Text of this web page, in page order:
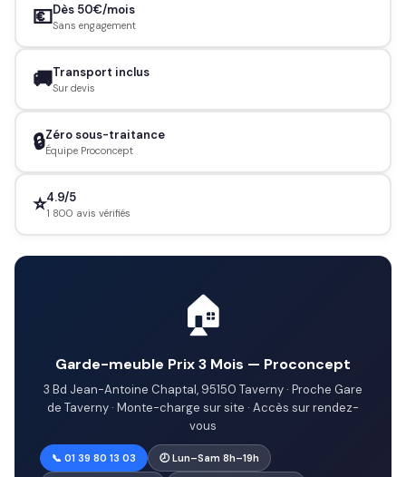
💶Dès 50€/mois
Sans engagement
🚚Transport inclus
Sur devis
🔒Zéro sous-traitance
Équipe Proconcept
⭐4.9/5
1 800 avis vérifiés
🏠
Garde-meuble Prix 3 Mois — Proconcept
3 Bd Jean-Antoine Chaptal, 95150 Taverny · Proche Gare
de Taverny · Monte-charge sur site · Accès sur rendez-
vous
📞 01 39 80 13 03 🕗 Lun–Sam 8h–19h